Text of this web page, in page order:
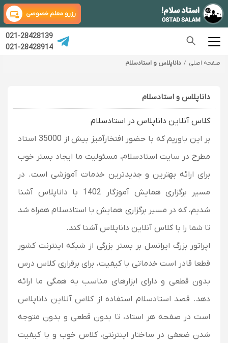
رزرو معلم خصوصی
021-28428139
021-28428914
صفحه اصلی داناپلاس و استادسلام
داناپلاس و استادسلام
کلاس آنلاین داناپلاس در استادسلام
بر این باوریم که با حضور افتخارآمیز بیش از 35000 استاد
مطرح در سایت استادسلام، مسئولیت ما ایجاد بستر خوب
برای ارائه بهترین و جدیدترین خدمات آموزشی است. در
مسیر برگزاری همایش آموزگار 1402 با داناپلاس آشنا
شدیم، که در مسیر برگزاری همایش با استادسلام همراه شد
تا شما را با کلاس آنلاین داناپلاس آشنا کند.
اپراتور بزرگ ایرانسل بر بستر بزرگی از شبکه اینترنت کشور
قطعا قادر است خدماتی با کیفیت، برای برقراری کلاس درس
بدون قطعی و دارای ابزارهای مناسب به همگی ما ارائه
دهد. قصد استادسلام استفاده از کلاس آنلاین داناپلاس
است در صفحه هر استاد، تا بدون قطعی و بدون متوجه
شدن ضعفی در ساختار اینترنتی، کلاس خوب و با کیفیت